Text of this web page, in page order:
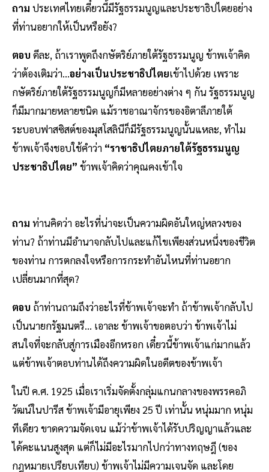
ถาม ประเทศไทยเดี๋ยวนี้มีรัฐธรรมนูญและประชาธิปไตยอย่าง
ที่ท่านอยากให้เป็นหรือยัง?
ตอบ ดีละ, ถ้าเราพูดถึงกษัตริย์ภายใต้รัฐธรรมนูญ ข้าพเจ้าคิด
ว่าต้องเติมว่า...อย่างเป็นประชาธิปไตยเข้าไปด้วย เพราะ
กษัตริย์ภายใต้รัฐธรรมนูญก็มีหลายอย่างต่าง ๆ กัน รัฐธรรมนูญ
ก็มีมากมายหลายชนิด แม้ราชอาณาจักรของอิตาลีภายใต้
ระบอบฟาสซิสต์ของมุสโสลินีก็มีรัฐธรรมนูญนั้นแหละ, ทําไม
ข้าพเจ้าจึงชอบใช้คําว่า “ราชาธิปไตยภายใต้รัฐธรรมนูญ
ประชาธิปไตย” ข้าพเจ้าคิดว่าคุณคงเข้าใจ
ถาม ท่านคิดว่า อะไรที่น่าจะเป็นความผิดอันใหญ่หลวงของ
ท่าน? ถ้าท่านมีอํานาจกลับไปและแก้ไขเพียงส่วนหนึ่งของชีวิต
ของท่าน การตกลงใจหรือการกระทําอันไหนที่ท่านอยาก
เปลี่ยนมากที่สุด?
ตอบ ถ้าท่านถามถึงว่าอะไรที่ข้าพเจ้าจะทํา ถ้าข้าพเจ้ากลับไป
เป็นนายกรัฐมนตรี... เอาละ ข้าพเจ้าขอตอบว่า ข้าพเจ้าไม่
สนใจที่จะกลับสู่การเมืองอีกหรอก เดี๋ยวนี้ข้าพเจ้าแก่มากแล้ว
แต่ข้าพเจ้าตอบท่านได้ถึงความผิดในอดีตของข้าพเจ้า
ในปี ค.ศ. 1925 เมื่อเราเริ่มจัดตั้งกลุ่มแกนกลางของพรรคอภิ
วัฒน์ในปารีส ข้าพเจ้ามีอายุเพียง 25 ปี เท่านั้น หนุ่มมาก หนุ่ม
ทีเดียว ขาดความจัดเจน แม้ว่าข้าพเจ้าได้รับปริญญาแล้วและ
ได้คะแนนสูงสุด แต่ก็ไม่มีอะไรมากไปกว่าทางทฤษฎี (ของ
กฎหมายเปรียบเทียบ) ข้าพเจ้าไม่มีความเจนจัด และโดย